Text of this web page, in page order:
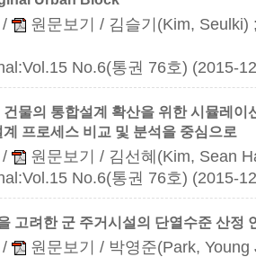
/ 원문보기
/ 김슬기(Kim, Seulki)
No.6(통권 76호) (2015-
건물의 통합설계 확산을 위한 시뮬레
프로세스 비교 및 분석을 중심으로
/ 원문보기
/ 김선혜(Kim, Sean
No.6(통권 76호) (2015-
고려한 군 주거시설의 단열수준 산정
/ 원문보기
/ 박영준(Park,